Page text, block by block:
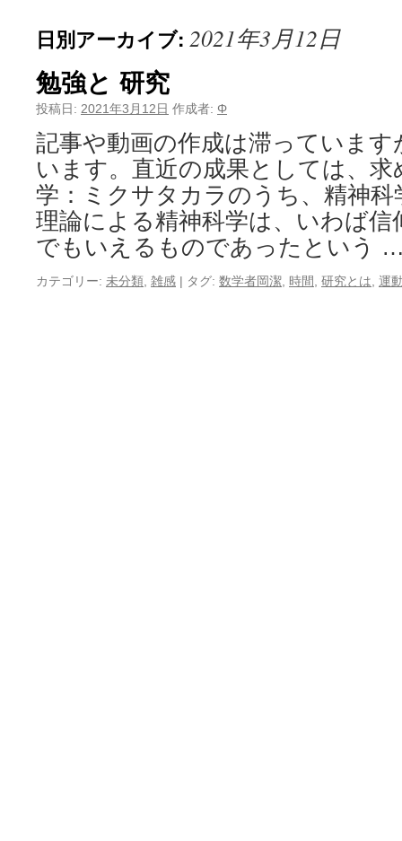
日別アーカイブ: 2021年3月12日
勉強と 研究
投稿日: 2021年3月12日 作成者: Φ
記事や動画の作成は滞っています
います。直近の成果としては、
学：ミクサタカラのうち、精神
理論による精神科学は、いわば
でもいえるものであったという
カテゴリー: 未分類 雑感 | タグ: 数学者岡潔 時間 研究とは 運